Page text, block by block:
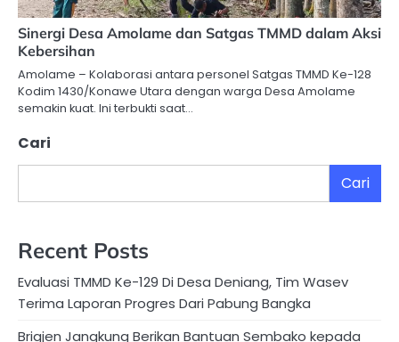
Sinergi Desa Amolame dan Satgas TMMD dalam Aksi
Kebersihan
Amolame – Kolaborasi antara personel Satgas TMMD Ke-128
Kodim 1430/Konawe Utara dengan warga Desa Amolame
semakin kuat. Ini terbukti saat…
Cari
Cari
Recent Posts
Evaluasi TMMD Ke-129 Di Desa Deniang, Tim Wasev
Terima Laporan Progres Dari Pabung Bangka
Brigjen Jangkung Berikan Bantuan Sembako kepada